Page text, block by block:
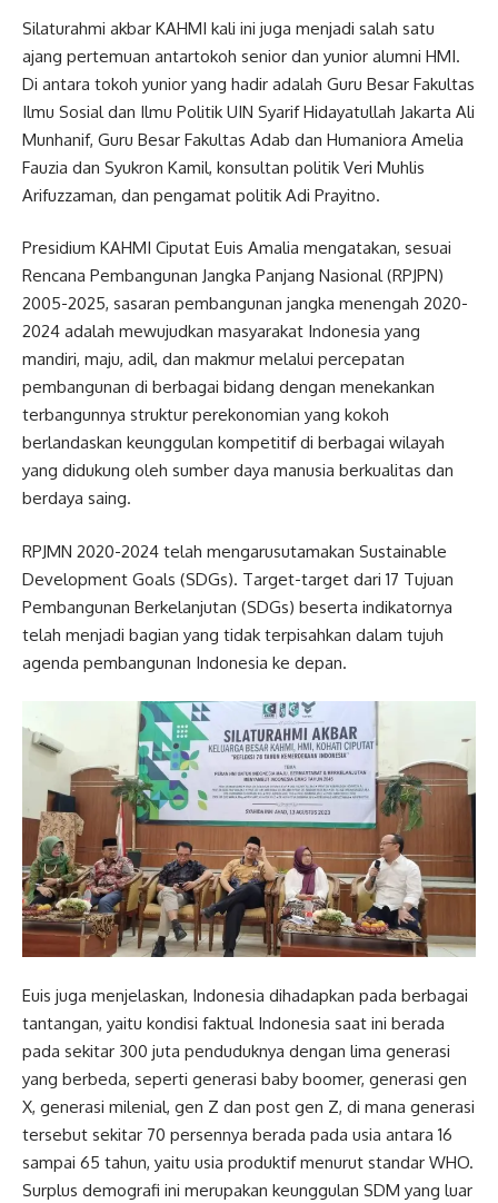
Silaturahmi akbar KAHMI kali ini juga menjadi salah satu
ajang pertemuan antartokoh senior dan yunior alumni HMI.
Di antara tokoh yunior yang hadir adalah Guru Besar Fakultas
Ilmu Sosial dan Ilmu Politik UIN Syarif Hidayatullah Jakarta Ali
Munhanif, Guru Besar Fakultas Adab dan Humaniora Amelia
Fauzia dan Syukron Kamil, konsultan politik Veri Muhlis
Arifuzzaman, dan pengamat politik Adi Prayitno.
Presidium KAHMI Ciputat Euis Amalia mengatakan, sesuai
Rencana Pembangunan Jangka Panjang Nasional (RPJPN)
2005-2025, sasaran pembangunan jangka menengah 2020-
2024 adalah mewujudkan masyarakat Indonesia yang
mandiri, maju, adil, dan makmur melalui percepatan
pembangunan di berbagai bidang dengan menekankan
terbangunnya struktur perekonomian yang kokoh
berlandaskan keunggulan kompetitif di berbagai wilayah
yang didukung oleh sumber daya manusia berkualitas dan
berdaya saing.
RPJMN 2020-2024 telah mengarusutamakan Sustainable
Development Goals (SDGs). Target-target dari 17 Tujuan
Pembangunan Berkelanjutan (SDGs) beserta indikatornya
telah menjadi bagian yang tidak terpisahkan dalam tujuh
agenda pembangunan Indonesia ke depan.
Euis juga menjelaskan, Indonesia dihadapkan pada berbagai
tantangan, yaitu kondisi faktual Indonesia saat ini berada
pada sekitar 300 juta penduduknya dengan lima generasi
yang berbeda, seperti generasi baby boomer, generasi gen
X, generasi milenial, gen Z dan post gen Z, di mana generasi
tersebut sekitar 70 persennya berada pada usia antara 16
sampai 65 tahun, yaitu usia produktif menurut standar WHO.
Surplus demografi ini merupakan keunggulan SDM yang luar